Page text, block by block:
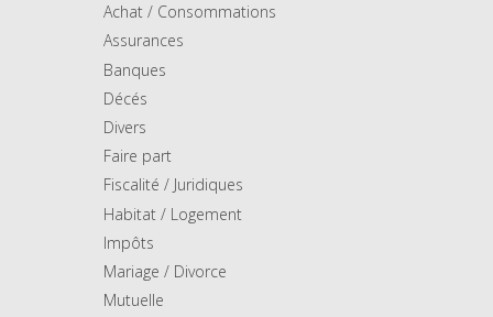
Achat / Consommations
Assurances
Banques
Décés
Divers
Faire part
Fiscalité / Juridiques
Habitat / Logement
Impôts
Mariage / Divorce
Mutuelle